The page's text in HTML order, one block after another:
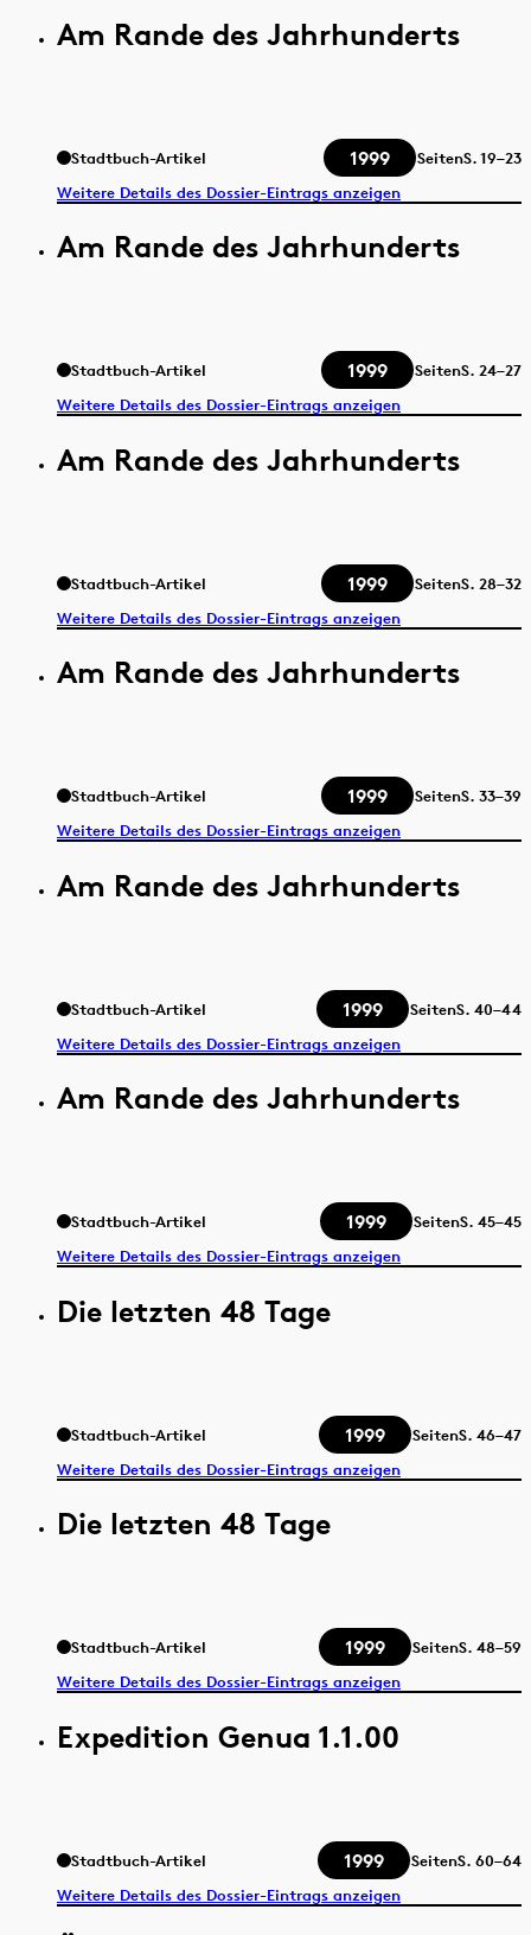
Am Rande des Jahrhunderts
Stadtbuch-Artikel 1999 SeitenS.19–23
Weitere Details des Dossier-Eintrags anzeigen
Am Rande des Jahrhunderts
Stadtbuch-Artikel 1999 SeitenS. 24–27
Weitere Details des Dossier-Eintrags anzeigen
Am Rande des Jahrhunderts
Stadtbuch-Artikel 1999 SeitenS. 28–32
Weitere Details des Dossier-Eintrags anzeigen
Am Rande des Jahrhunderts
Stadtbuch-Artikel 1999 SeitenS. 33–39
Weitere Details des Dossier-Eintrags anzeigen
Am Rande des Jahrhunderts
Stadtbuch-Artikel 1999 SeitenS. 40–44
Weitere Details des Dossier-Eintrags anzeigen
Am Rande des Jahrhunderts
Stadtbuch-Artikel 1999 SeitenS. 45–45
Weitere Details des Dossier-Eintrags anzeigen
Die letzten 48 Tage
Stadtbuch-Artikel 1999 SeitenS. 46–47
Weitere Details des Dossier-Eintrags anzeigen
Die letzten 48 Tage
Stadtbuch-Artikel 1999 SeitenS. 48–59
Weitere Details des Dossier-Eintrags anzeigen
Expedition Genua 1.1.00
Stadtbuch-Artikel 1999 SeitenS. 60–64
Weitere Details des Dossier-Eintrags anzeigen